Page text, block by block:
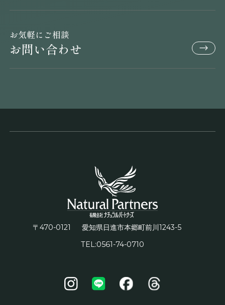
お気軽にご相談
お問い合わせ
〒470-0121 愛知県日進市本郷町前川 1243-5
TEL:0561-74-0710